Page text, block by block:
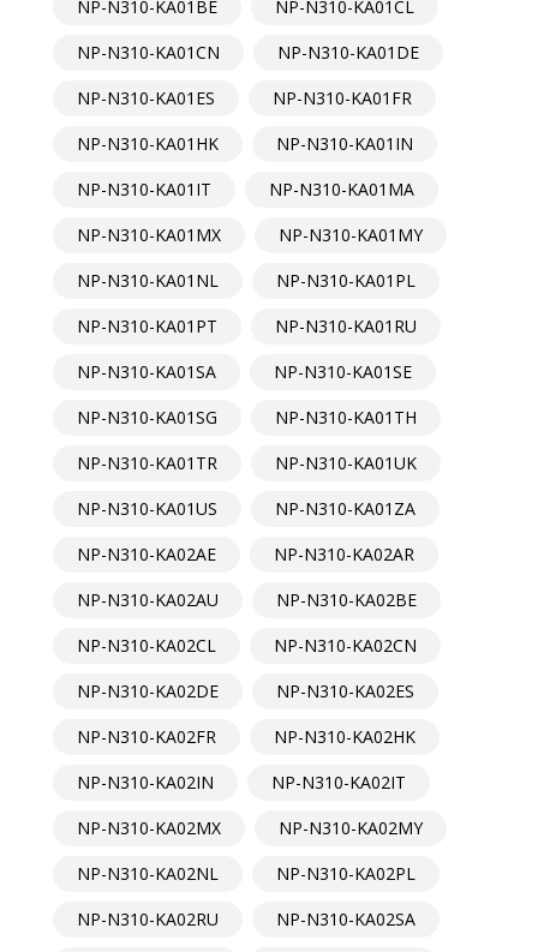
NP-N310-KA01BE
NP-N310-KA01CL
NP-N310-KA01CN
NP-N310-KA01DE
NP-N310-KA01ES
NP-N310-KA01FR
NP-N310-KA01HK
NP-N310-KA01IN
NP-N310-KA01IT
NP-N310-KA01MA
NP-N310-KA01MX
NP-N310-KA01MY
NP-N310-KA01NL
NP-N310-KA01PL
NP-N310-KA01PT
NP-N310-KA01RU
NP-N310-KA01SA
NP-N310-KA01SE
NP-N310-KA01SG
NP-N310-KA01TH
NP-N310-KA01TR
NP-N310-KA01UK
NP-N310-KA01US
NP-N310-KA01ZA
NP-N310-KA02AE
NP-N310-KA02AR
NP-N310-KA02AU
NP-N310-KA02BE
NP-N310-KA02CL
NP-N310-KA02CN
NP-N310-KA02DE
NP-N310-KA02ES
NP-N310-KA02FR
NP-N310-KA02HK
NP-N310-KA02IN
NP-N310-KA02IT
NP-N310-KA02MX
NP-N310-KA02MY
NP-N310-KA02NL
NP-N310-KA02PL
NP-N310-KA02RU
NP-N310-KA02SA